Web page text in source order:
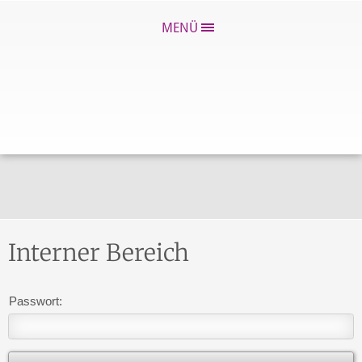
MENÜ
Interner Bereich
Passwort: